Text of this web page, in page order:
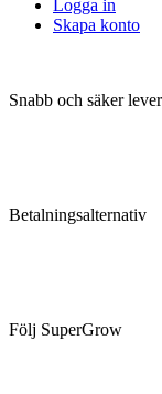
Logga in
Skapa konto
Snabb och säker
Betalningsalternativ
Följ SuperGrow